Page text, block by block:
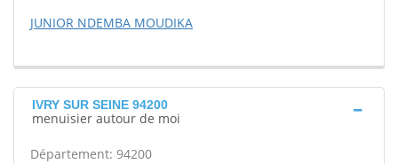
JUNIOR NDEMBA MOUDIKA
IVRY SUR SEINE 94200
menuisier autour de moi
Département: 94200